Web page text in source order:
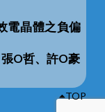
電晶體之負偏
O哲、許O豪
TOP